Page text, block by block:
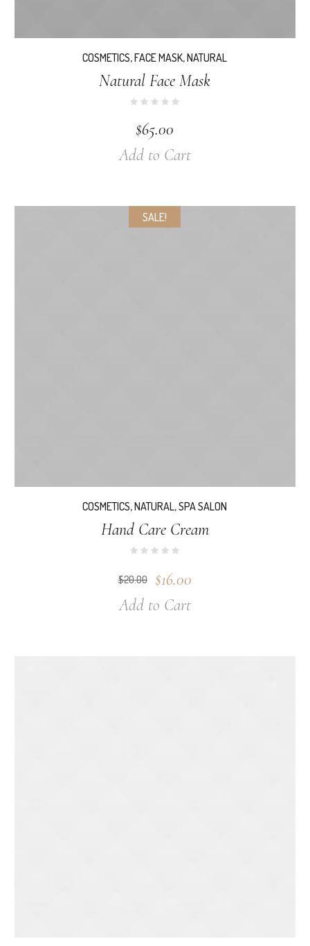
COSMETICS,FACE MASK,NATURAL
Natural Face Mask
$65.00
Add to Cart
SALE!
COSMETICS,NATURAL,SPA SALON
Hand Care Cream
$20.00 $16.00
Add to Cart